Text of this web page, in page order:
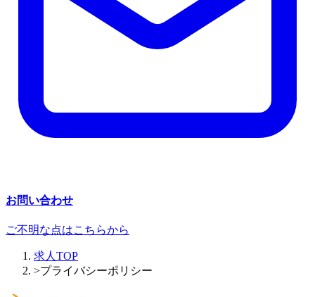
お問い合わせ
ご不明な点はこちらから
求人TOP
>プライバシーポリシー